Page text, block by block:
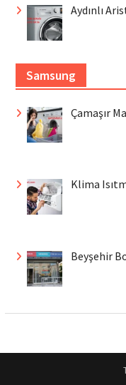
Aydınlı
Samsung
Çamaşır
Klima
Beyşehir